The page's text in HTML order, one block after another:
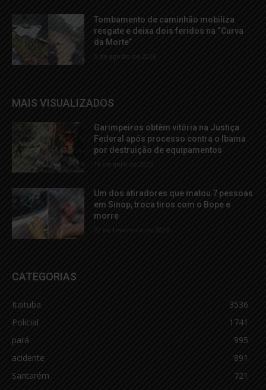
Tombamento de caminhão mobiliza
resgate e deixa dois feridos na “Curva
da Morte”
5 de agosto de 2026
MAIS VISUALIZADOS
Garimpeiros obtêm vitória na Justiça
Federal após processo contra o Ibama
por destruição de equipamentos
19 de abril de 2023
Um dos atiradores que matou 7 pessoas
em Sinop, troca tiros com o Bope e
morre
22 de fevereiro de 2023
CATEGORIAS
Itaituba
3536
Policial
1741
pará
995
acidente
891
Santarém
721